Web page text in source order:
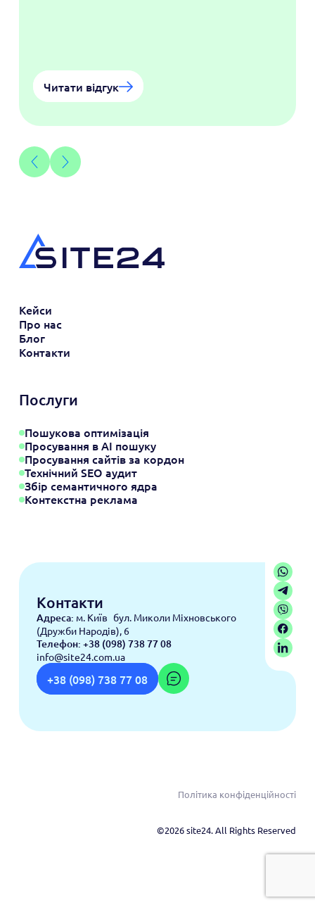
Читати відгук
Кейси
Про нас
Блог
Контакти
Послуги
Пошукова оптимізація
Просування в АІ пошуку
Просування сайтів за кордон
Технічний SEO аудит
Збір семантичного ядра
Контекстна реклама
Контакти
Адреса: м. Київ бул. Миколи Міхновського
(Дружби Народів), 6
Телефон: +38 (098) 738 77 08
info@site24.com.ua
+38 (098) 738 77 08
Політика конфіденційності
©2026 site24. All Rights Reserved